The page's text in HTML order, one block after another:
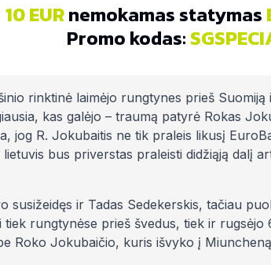
10 EURnemokamas statymas
Promo kodas:
rinktinė laimėjo rungtynes prieš
kas galėjo – traumą patyrė Rokas
jog R. Jokubaitis ne tik praleis likusį
bus priverstas praleisti didžiąją dalį
susižeidęs ir Tadas Sedekerskis, tačiau
tiek rungtynėse prieš švedus, tiek ir
Roko Jokubaičio, kuris išvyko į